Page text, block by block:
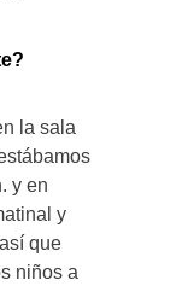
la sala
y en
y
que
niños a